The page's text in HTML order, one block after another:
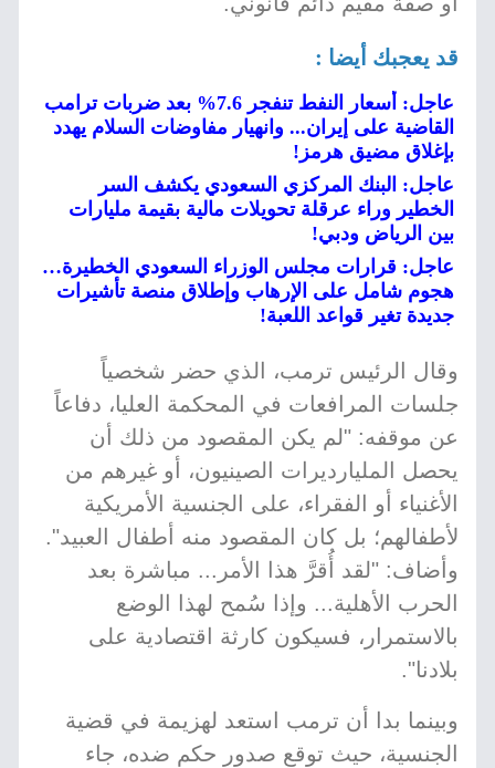
قد يعجبك أيضا :
عاجل: أسعار النفط تنفجر 7.6% بعد ضربات ترامب
القاضية على إيران... وانهيار مفاوضات السلام يهدد
بإغلاق مضيق هرمز!
عاجل: البنك المركزي السعودي يكشف السر
الخطير وراء عرقلة تحويلات مالية بقيمة مليارات
بين الرياض ودبي!
عاجل: قرارات مجلس الوزراء السعودي الخطيرة…
هجوم شامل على الإرهاب وإطلاق منصة تأشيرات
جديدة تغير قواعد اللعبة!
وقال الرئيس ترمب، الذي حضر شخصياً
جلسات المرافعات في المحكمة العليا، دفاعاً
عن موقفه: "لم يكن المقصود من ذلك أن
يحصل المليارديرات الصينيون، أو غيرهم من
الأغنياء أو الفقراء، على الجنسية الأمريكية
لأطفالهم؛ بل كان المقصود منه أطفال العبيد".
وأضاف: "لقد أُقرَّ هذا الأمر... مباشرة بعد
الحرب الأهلية... وإذا سُمح لهذا الوضع
بالاستمرار، فسيكون كارثة اقتصادية على
بلادنا".
وبينما بدا أن ترمب استعد لهزيمة في قضية
الجنسية، حيث توقع صدور حكم ضده، جاء